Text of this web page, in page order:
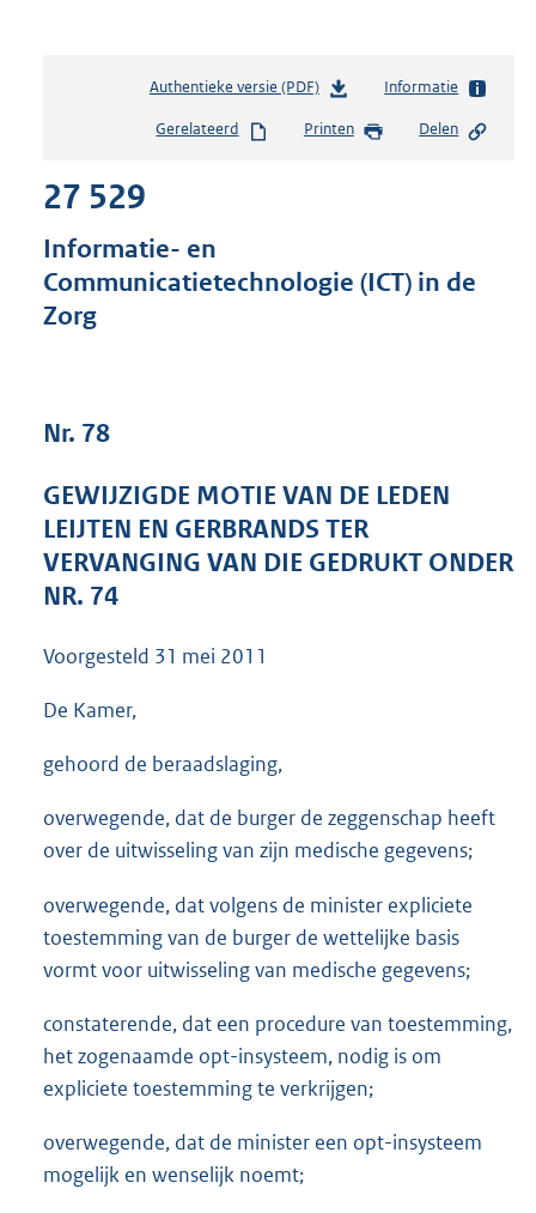
Authentieke versie (PDF)b
s
g
3
b
Informatie
Gerelateerd Printen Delen
27 529
Informatie- en
Communicatietechnologie (ICT) in de
Zorg
Nr. 78
GEWIJZIGDE MOTIE VAN DE LEDEN
LEIJTEN EN GERBRANDS TER
VERVANGING VAN DIE GEDRUKT ONDER
NR. 74
Voorgesteld 31 mei 2011
De Kamer,
gehoord de beraadslaging,
overwegende, dat de burger de zeggenschap heeft
over de uitwisseling van zijn medische gegevens;
overwegende, dat volgens de minister expliciete
toestemming van de burger de wettelijke basis
vormt voor uitwisseling van medische gegevens;
constaterende, dat een procedure van toestemming,
het zogenaamde opt-insysteem, nodig is om
expliciete toestemming te verkrijgen;
overwegende, dat de minister een opt-insysteem
mogelijk en wenselijk noemt;